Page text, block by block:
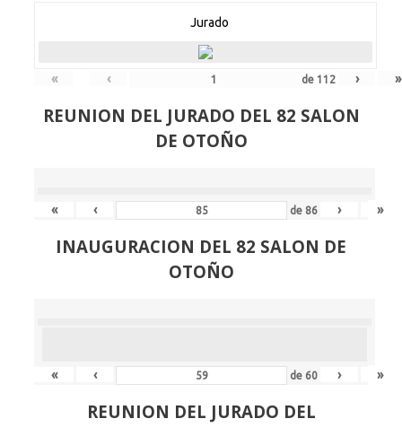
Jurado
« ‹ de112 › »
REUNION DEL JURADO DEL 82 SALON
DE OTOÑO
« ‹ de 86 › »
INAUGURACION DEL 82 SALON DE
OTOÑO
« ‹ de 60 › »
REUNION DEL JURADO DEL